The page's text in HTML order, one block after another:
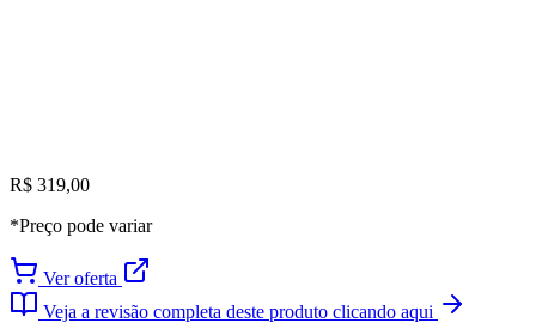
R$ 319,00
*Preço pode variar
Ver oferta
Veja a revisão completa deste produto clicando aqui